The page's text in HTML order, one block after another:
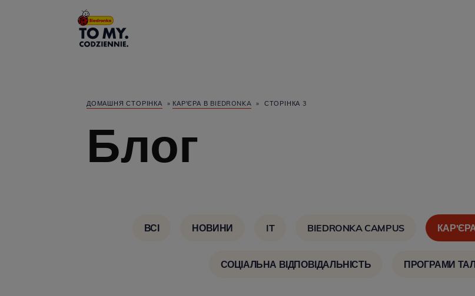
Головний логотип
ДОМАШНЯ СТОРІНКА » КАР'ЄРА В BIEDRONKA » СТОРІНКА 3
Блог
ВСІ НОВИНИ IT BIEDRONKA CAMPUS
СОЦІАЛЬНА ВІДПОВІДАЛЬНІСТЬ ПРОГРАМИ